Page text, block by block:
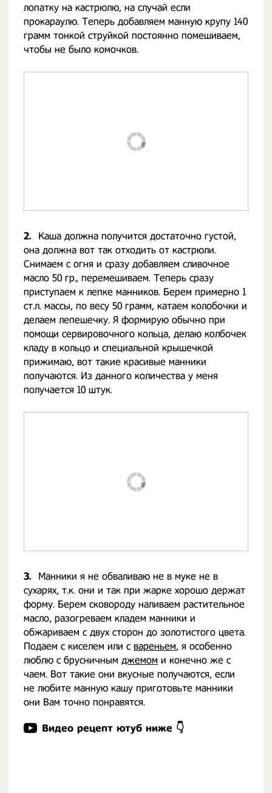
лопатку на кастрюлю, на случай если
прокараулю. Теперь добавляем манную крупу 140
грамм тонкой струйкой постоянно помешиваем,
чтобы не было комочков.
2.
Каша должна получится достаточно густой,
она должна вот так отходить от кастрюли.
Снимаем с огня и сразу добавляем сливочное
масло 50 гр., перемешиваем. Теперь сразу
приступаем к лепке манников. Берем примерно 1
ст.л. массы, по весу 50 грамм, катаем колобочки и
делаем лепешечку. Я формирую обычно при
помощи сервировочного кольца, делаю колбочек
кладу в кольцо и специальной крышечкой
прижимаю, вот такие красивые манники
получаются. Из данного количества у меня
получается 10 штук.
3.
Манники я не обваливаю не в муке не в
сухарях, т.к. они и так при жарке хорошо держат
форму. Берем сковороду наливаем растительное
масло, разогреваем кладем манники и
обжариваем с двух сторон до золотистого цвета.
Подаем с киселем или с вареньем, я особенно
люблю с брусничным джемом и конечно же с
чаем. Вот такие они вкусные получаются, если
не любите манную кашу приготовьте манники
они Вам точно понравятся.
Видео рецепт ютуб ниже 👇